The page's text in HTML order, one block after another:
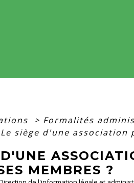
> Formalités
Le siège d'une
MEMBRES ?